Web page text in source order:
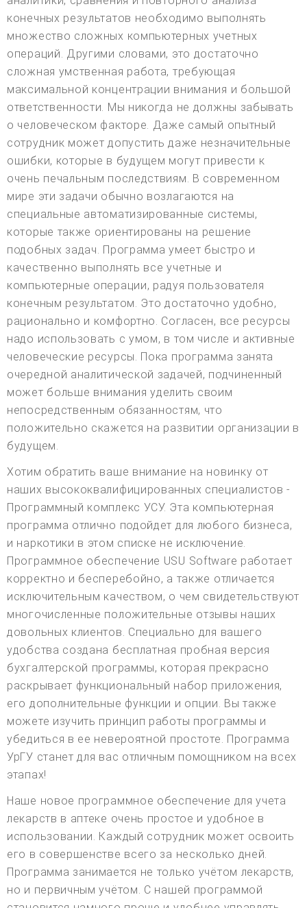
конечных результатов необходимо выполнять
множество сложных компьютерных учетных
операций. Другими словами, это достаточно
сложная умственная работа, требующая
максимальной концентрации внимания и большой
ответственности. Мы никогда не должны забывать
о человеческом факторе. Даже самый опытный
сотрудник может допустить даже незначительные
ошибки, которые в будущем могут привести к
очень печальным последствиям. В современном
мире эти задачи обычно возлагаются на
специальные автоматизированные системы,
которые также ориентированы на решение
подобных задач. Программа умеет быстро и
качественно выполнять все учетные и
компьютерные операции, радуя пользователя
конечным результатом. Это достаточно удобно,
рационально и комфортно. Согласен, все ресурсы
надо использовать с умом, в том числе и активные
человеческие ресурсы. Пока программа занята
очередной аналитической задачей, подчиненный
может больше внимания уделить своим
непосредственным обязанностям, что
положительно скажется на развитии организации в
будущем.
Хотим обратить ваше внимание на новинку от
наших высококвалифицированных специалистов -
Программный комплекс УСУ. Эта компьютерная
программа отлично подойдет для любого бизнеса,
и наркотики в этом списке не исключение.
Программное обеспечение USU Software работает
корректно и бесперебойно, а также отличается
исключительным качеством, о чем свидетельствуют
многочисленные положительные отзывы наших
довольных клиентов. Специально для вашего
удобства создана бесплатная пробная версия
бухгалтерской программы, которая прекрасно
раскрывает функциональный набор приложения,
его дополнительные функции и опции. Вы также
можете изучить принцип работы программы и
убедиться в ее невероятной простоте. Программа
УрГУ станет для вас отличным помощником на всех
этапах!
Наше новое программное обеспечение для учета
лекарств в аптеке очень простое и удобное в
использовании. Каждый сотрудник может освоить
его в совершенстве всего за несколько дней.
Программа занимается не только учётом лекарств,
но и первичным учётом. С нашей программой